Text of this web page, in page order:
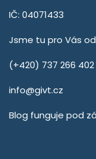
IČ: 04071433
Jsme tu pro Vás od
(+420) 737 266 402
info@givt.cz
Blog funguje pod